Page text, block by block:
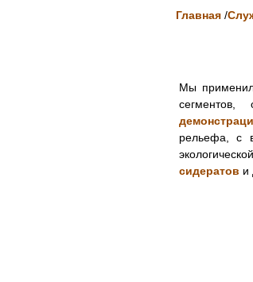
Главная /
Мы
рельефа, с
сидератов и